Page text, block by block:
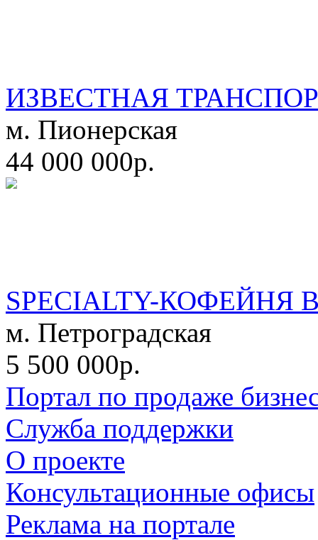
ИЗВЕСТНАЯ
м. Пионерская
44 000 000р.
SPECIALTY-
м. Петроградская
5 500 000р.
Портал по продаже
Служба поддержки
О проекте
Консультационные офисы
Реклама на портале